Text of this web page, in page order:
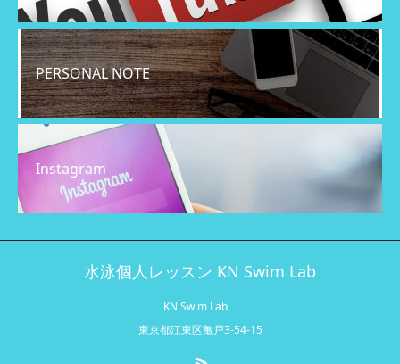
PERSONAL NOTE
Instagram
水泳個人レッスン KN Swim Lab
KN Swim Lab
東京都江東区亀戸3-54-15